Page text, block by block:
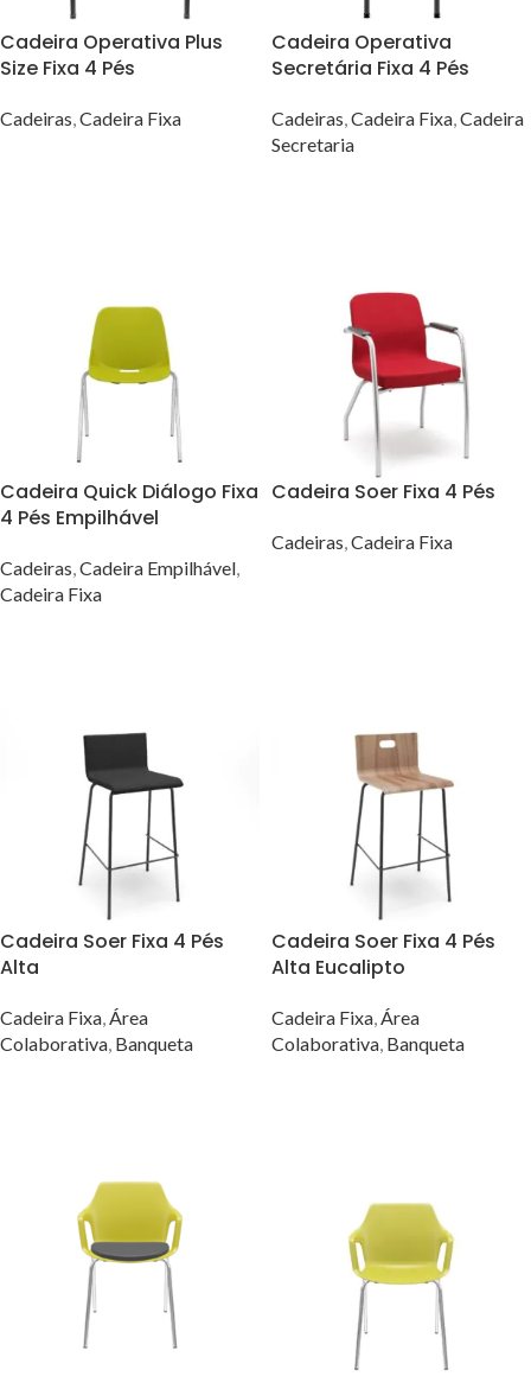
Cadeira Operativa Plus
Size Fixa 4 Pés
Cadeiras,Cadeira Fixa
Cadeira Operativa
Secretária Fixa 4 Pés
Cadeiras,Cadeira Fixa,Cadeira
Secretaria
Cadeira Quick Diálogo Fixa
4 Pés Empilhável
Cadeiras,Cadeira Empilhável,
Cadeira Fixa
Cadeira Soer Fixa 4 Pés
Cadeiras,Cadeira Fixa
Cadeira Soer Fixa 4 Pés
Alta
Cadeira Fixa,Área
Colaborativa, Banqueta
Cadeira Soer Fixa 4 Pés
Alta Eucalipto
Cadeira Fixa,Área
Colaborativa, Banqueta